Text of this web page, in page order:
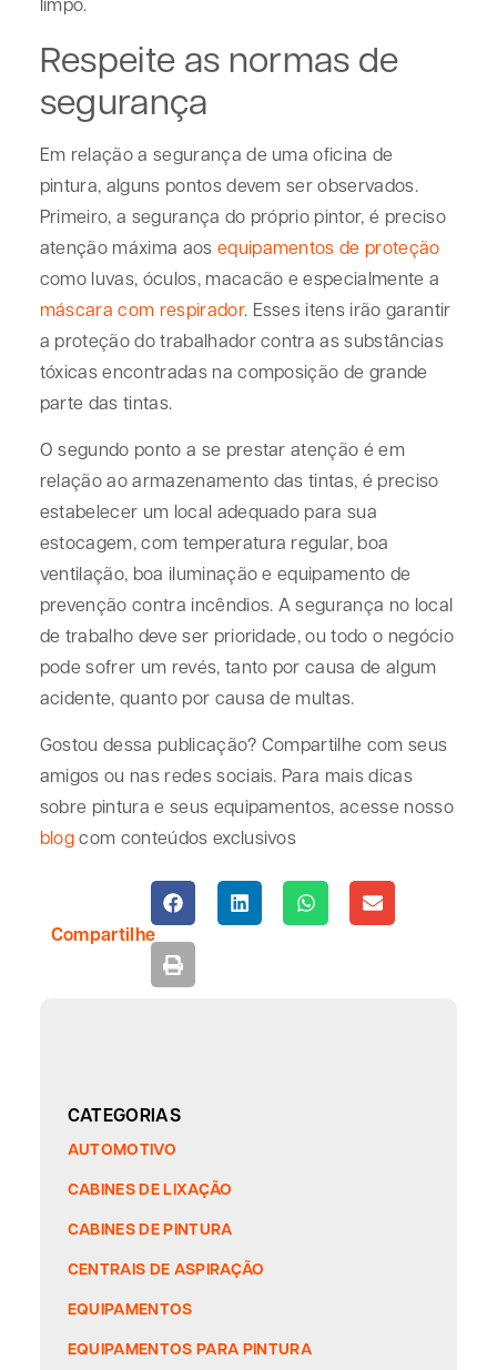
Respeite as normas de
segurança
Em relação a segurança de uma oficina de
pintura, alguns pontos devem ser observados.
Primeiro, a segurança do próprio pintor, é preciso
atenção máxima aos equipamentos de proteção
como luvas, óculos, macacão e especialmente a
máscara com respirador. Esses itens irão garantir
a proteção do trabalhador contra as substâncias
tóxicas encontradas na composição de grande
parte das tintas.
O segundo ponto a se prestar atenção é em
relação ao armazenamento das tintas, é preciso
estabelecer um local adequado para sua
estocagem, com temperatura regular, boa
ventilação, boa iluminação e equipamento de
prevenção contra incêndios. A segurança no local
de trabalho deve ser prioridade, ou todo o negócio
pode sofrer um revés, tanto por causa de algum
acidente, quanto por causa de multas.
Gostou dessa publicação? Compartilhe com seus
amigos ou nas redes sociais. Para mais dicas
sobre pintura e seus equipamentos, acesse nosso
blogcom conteúdos exclusivos
Compartilhe
CATEGORIAS
AUTOMOTIVO
CABINES DE LIXAÇÃO
CABINES DE PINTURA
CENTRAIS DE ASPIRAÇÃO
EQUIPAMENTOS
EQUIPAMENTOS PARA PINTURA